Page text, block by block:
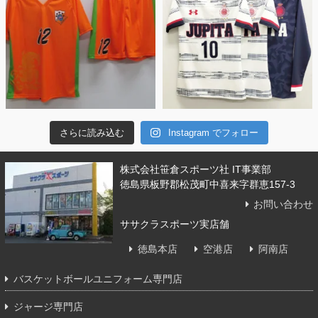
さらに読み込む Instagram でフォロー
株式会社笹倉スポーツ社 IT事業部
徳島県板野郡松茂町中喜来字群恵157-3
お問い合わせ
ササクラスポーツ実店舗
徳島本店 空港店 阿南店
バスケットボールユニフォーム専門店
ジャージ専門店